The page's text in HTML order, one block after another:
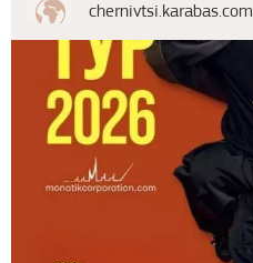
chernivtsi.karabas.com